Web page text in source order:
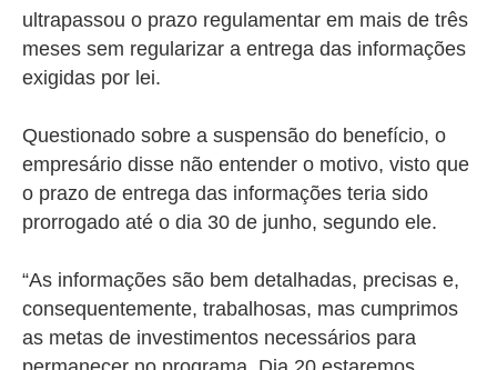
ultrapassou o prazo regulamentar em mais de três
meses sem regularizar a entrega das informações
exigidas por lei.
Questionado sobre a suspensão do benefício, o
empresário disse não entender o motivo, visto que
o prazo de entrega das informações teria sido
prorrogado até o dia 30 de junho, segundo ele.
“As informações são bem detalhadas, precisas e,
consequentemente, trabalhosas, mas cumprimos
as metas de investimentos necessários para